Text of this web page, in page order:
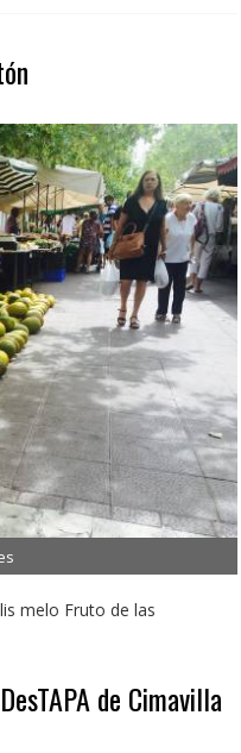
melo Fruto de las
de Cimavilla